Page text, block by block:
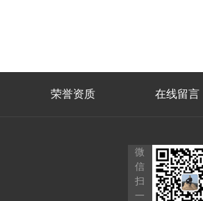
荣誉资质 在线留言
微
信
扫
一